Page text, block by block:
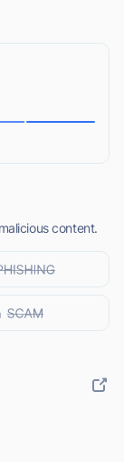
content.